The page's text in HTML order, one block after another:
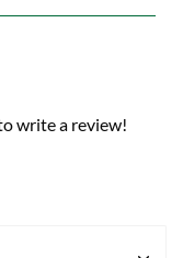
write a review!